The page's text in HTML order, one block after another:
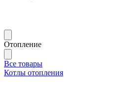
Отопление
Все товары
Котлы отопления